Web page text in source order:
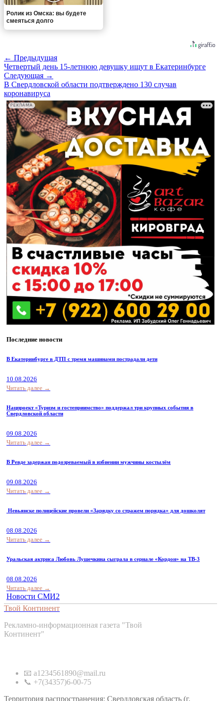
Ролик из Омска: вы будете
смеяться долго
← Предыдущая
Четвертый день 15-летнюю девушку ищут в Екатеринбурге
Следующая →
В Свердловской области подтверждено 130 случав
коронавируса
РЕКЛАМА
Последние новости
В Екатеринбурге в ДТП с тремя машинами пострадали дети
10.08.2026
Читать далее →
Нацпроект «Туризм и гостеприимство» поддержал три крупных события в
Свердловской области
09.08.2026
Читать далее →
В Ревде задержан подозреваемый в избиении мужчины костылём
09.08.2026
Читать далее →
Невьянске полицейские провели «Зарядку со стражем порядка» для дошколят
08.08.2026
Читать далее →
Уральская актриса Любовь Лушечкина сыграла в сериале «Кордон» на ТВ-3
08.08.2026
Читать далее →
Новости СМИ2
Твой Континент
Рекламно-информационная газета "Твой
Континент"
📧 a1234561890@mail.ru
📞 +7(34357)6-00-75
Территория распространения: Свердловская область (г.